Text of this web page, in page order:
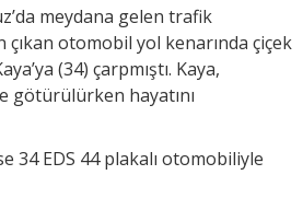
meydana gelen trafik
çıkan otomobil yol kenarında çiçek
(34) çarpmıştı. Kaya,
götürülürken hayatını
34 EDS 44 plakalı otomobiliyle